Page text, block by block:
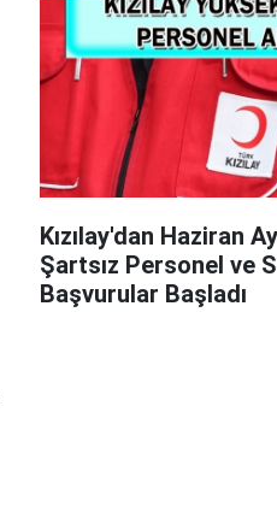
Kızılay'dan Haziran
Şartsız Personel ve
Başvurular Başladı